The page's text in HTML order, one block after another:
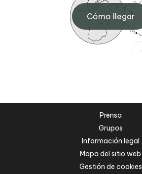
Cómo llegar
Prensa
Grupos
Información legal
Mapa del sitio web
Gestión de cookies